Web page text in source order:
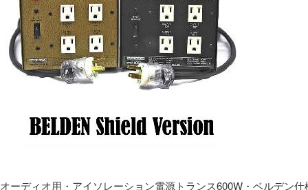
オーディオ用・アイソレーション電源トランス600W・ベルデン仕